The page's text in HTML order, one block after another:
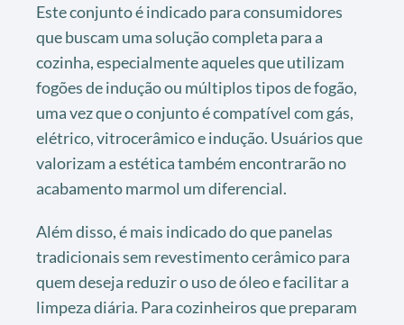
Este conjunto é indicado para consumidores
que buscam uma solução completa para a
cozinha, especialmente aqueles que utilizam
fogões de indução ou múltiplos tipos de fogão,
uma vez que o conjunto é compatível com gás,
elétrico, vitrocerâmico e indução. Usuários que
valorizam a estética também encontrarão no
acabamento marmol um diferencial.
Além disso, é mais indicado do que panelas
tradicionais sem revestimento cerâmico para
quem deseja reduzir o uso de óleo e facilitar a
limpeza diária. Para cozinheiros que preparam